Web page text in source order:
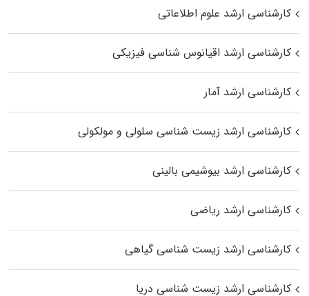
کارشناسی ارشد علوم اطلاعاتی
کارشناسی ارشد اقیانوس‌ شناسی فیزیکی
کارشناسی ارشد آمار
کارشناسی ارشد زیست شناسی سلولی و مولکولی
کارشناسی ارشد بیوشیمی بالینی
کارشناسی ارشد ریاضی
کارشناسی ارشد زیست‌ شناسی گیاهی
کارشناسی ارشد زیست‌ شناسی دریا